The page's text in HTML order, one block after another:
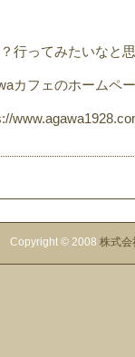
行ってみたいなと
カフェのホームペ
Copyright © 2008 株式会